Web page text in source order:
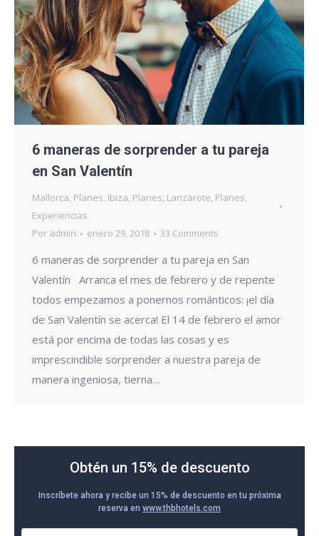
6 maneras de sorprender a tu pareja
en San Valentín
Mallorca, Planes, Ibiza, Planes, Lanzarote, Planes,
Experiencias
Por admin enero 29, 2018 33 Comments
6 maneras de sorprender a tu pareja en San
Valentín Arranca el mes de febrero y de repente
todos empezamos a ponernos románticos: ¡el día
de San Valentín se acerca! El 14 de febrero el amor
está por encima de todas las cosas y es
imprescindible sorprender a nuestra pareja de
manera ingeniosa, tierna…
Obtén un 15% de descuento
Inscríbete ahora y recibe un 15% de descuento en tu próxima
reserva en www.thbhotels.com